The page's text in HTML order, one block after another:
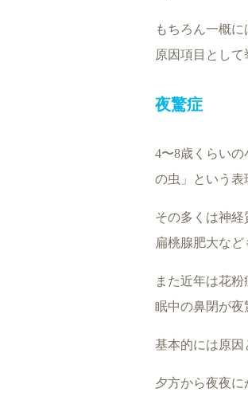
もちろん一概
原因項目として
夜驚症
4〜8歳くらい
の虫」という表
その多くは神経
扁桃腺肥大など
また近年は花
眠中の鼻閉が夜
基本的には原因
夕方から夜夜